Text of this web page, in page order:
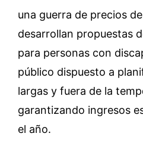
una guerra de precios
desarrollan propuestas
para personas con
público dispuesto a
largas y fuera de la
garantizando ingresos
el año.